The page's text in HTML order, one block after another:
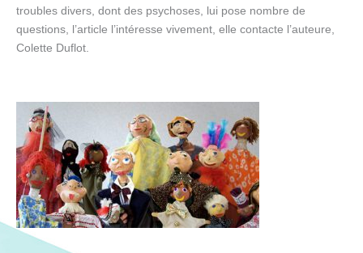
troubles divers, dont des psychoses, lui pose nombre de
questions, l’article l’intéresse vivement, elle contacte l’auteure,
Colette Duflot.